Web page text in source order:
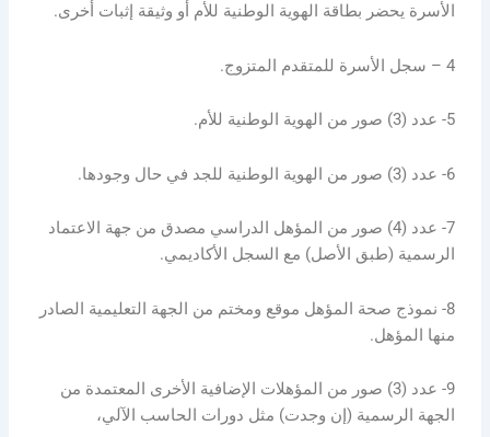
الأسرة يحضر بطاقة الهوية الوطنية للأم أو وثيقة إثبات أخرى.
4 – سجل الأسرة للمتقدم المتزوج.
5- عدد (3) صور من الهوية الوطنية للأم.
6- عدد (3) صور من الهوية الوطنية للجد في حال وجودها.
7- عدد (4) صور من المؤهل الدراسي مصدق من جهة الاعتماد
الرسمية (طبق الأصل) مع السجل الأكاديمي.
8- نموذج صحة المؤهل موقع ومختم من الجهة التعليمية الصادر
منها المؤهل.
9- عدد (3) صور من المؤهلات الإضافية الأخرى المعتمدة من
الجهة الرسمية (إن وجدت) مثل دورات الحاسب الآلي،